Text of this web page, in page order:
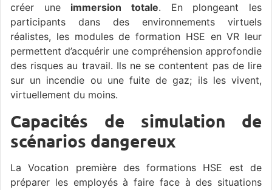
créer une immersion totale. En plongeant les
participants dans des environnements virtuels
réalistes, les modules de formation HSE en VR leur
permettent d’acquérir une compréhension approfondie
des risques au travail. Ils ne se contentent pas de lire
sur un incendie ou une fuite de gaz; ils les vivent,
virtuellement du moins.
Capacités de simulation de
scénarios dangereux
La Vocation première des formations HSE est de
préparer les employés à faire face à des situations